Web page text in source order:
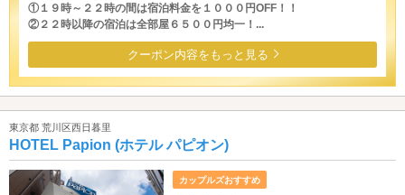
①１９時～２２時の間は宿泊料金を１０００円OFF！！
②２２時以降の宿泊は全部屋６５００円均一！...
クーポン内容をもっと見る
東京都 荒川区西日暮里
HOTEL Papion (ホテル パピオン)
カップルズおすすめ